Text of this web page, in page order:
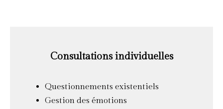
Consultations individuelles
Questionnements existentiels
Gestion des émotions